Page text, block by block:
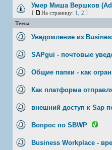
Умер Миша Вершков
[ На страницу: 1 2 ]
Темы
Уведомление из
SAPgui - почтовые
Общие папки - как
Как платформа
внешний доступ к Sap
Вопрос по SBWP
Business Workplace -